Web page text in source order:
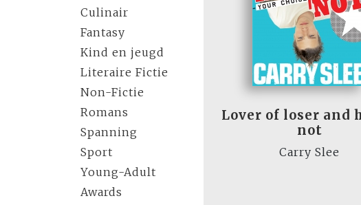
Culinair
Fantasy
Kind en jeugd
Literaire Fictie
Non-Fictie
Romans
Spanning
Sport
Young-Adult
Awards
Lover of loser and
not
Carry Slee